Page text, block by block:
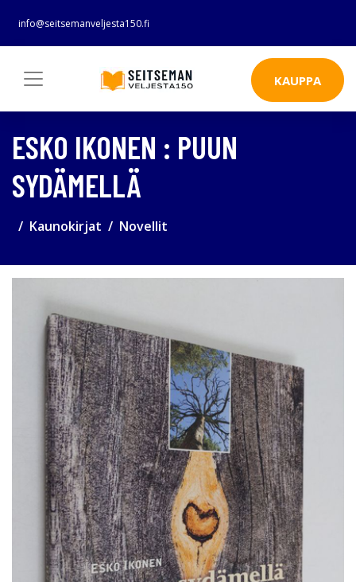
info@seitsemanveljesta150.fi
KAUPPA
ESKO IKONEN : PUUN
SYDÄMELLÄ
Kaunokirjat Novellit